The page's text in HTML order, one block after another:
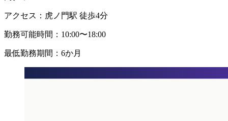
アクセス： 虎ノ門駅 徒歩4分
勤務可能時間： 10:00〜18:00
最低勤務期間： 6か月